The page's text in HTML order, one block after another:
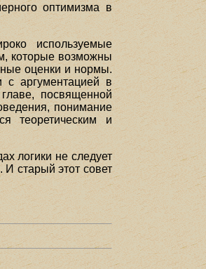
оптимизма в
используемые
которые возможны
оценки и нормы.
с аргументацией в
посвященной
понимание
теоретическим и
логики не следует
старый этот совет